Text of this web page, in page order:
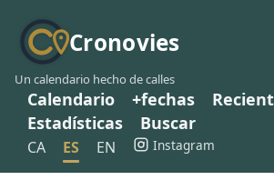
Cronovies
Un calendario hecho de calles
Calendario +fechas
Estadísticas
Buscar
CA ES EN Instagram